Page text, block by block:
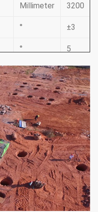
Millimeter 3200
° ±3
° 5
mpa 34,3
mpa 3,9
km/h 3
kN 220
Millimeter 15480
Millimeter 3000
Millimeter 3645